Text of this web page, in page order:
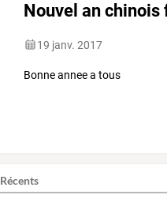
Nouvel an
19 janv. 2017
Bonne annee a tous
Récents